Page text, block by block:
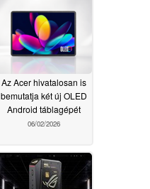
Az Acer hivatalosan is
bemutatja két új OLED
Android táblagépét
06/02/2026